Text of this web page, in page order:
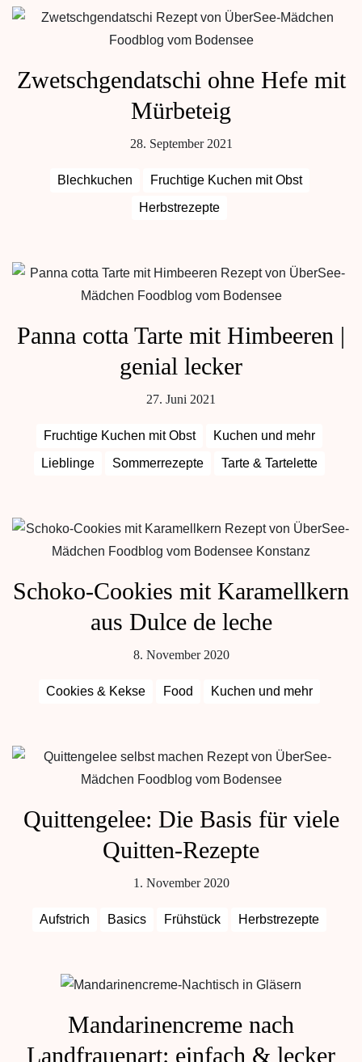
Zwetschgendatschi ohne Hefe mit
Mürbeteig
28. September 2021
Blechkuchen
Fruchtige Kuchen mit Obst
Herbstrezepte
Panna cotta Tarte mit Himbeeren |
genial lecker
27. Juni 2021
Fruchtige Kuchen mit Obst
Kuchen und mehr
Lieblinge
Sommerrezepte Tarte & Tartelette
Schoko-Cookies mit Karamellkern
aus Dulce de leche
8. November 2020
Cookies & Kekse Food Kuchen und mehr
Quittengelee: Die Basis für viele
Quitten-Rezepte
1. November 2020
Aufstrich Basics Frühstück Herbstrezepte
Mandarinencreme nach
Landfrauenart: einfach & lecker